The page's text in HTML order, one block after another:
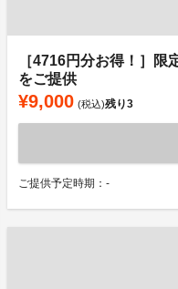
［4716円分お得！］
をご提供
¥9,000 (税込)残り3
ご提供予定時期：-